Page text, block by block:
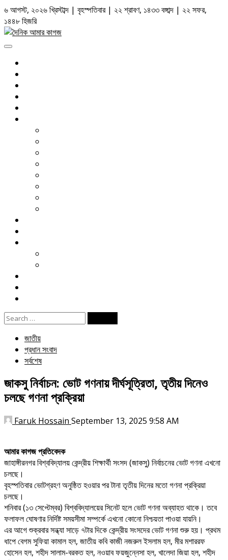
Skip
to
content
৬ আগস্ট, ২০২৬ খ্রিস্টাব্দ | বৃহস্পতিবার | ২২ শ্রাবণ, ১৪৩৩ বঙ্গাব্দ | ২২ সফর,
১৪৪৮ হিজরি
Primary
Menu
Search
জাতীয়
প্রধান সংবাদ
সর্বশেষ
জাকসু নির্বাচন: ভোট গণনায় দীর্ঘসূত্রিতা, তৃতীয় দিনেও
চলছে গণনা প্রক্রিয়া
Faruk Hossain September 13, 2025 9:58 AM
আমার কাগজ প্রতিবেদক
জাহাঙ্গীরনগর বিশ্ববিদ্যালয় কেন্দ্রীয় শিক্ষার্থী সংসদ (জাকসু) নির্বাচনের ভোট গণনা এখনো
চলছে।
বৃহস্পতিবার ভোটগ্রহণ অনুষ্ঠিত হওয়ার পর টানা তৃতীয় দিনের মতো গণনা প্রক্রিয়া
চলছে।
শনিবার (১৩ সেপ্টেম্বর) বিশ্ববিদ্যালয়ের সিনেট হলে ভোট গণনা অব্যাহত থাকে। তবে
ফলাফল ঘোষণার নির্দিষ্ট সময়সীমা সম্পর্কে এখনো কোনো নিশ্চয়তা পাওয়া যায়নি।
এর আগে শুক্রবার সন্ধ্যা সাড়ে ৭টার দিকে কেন্দ্রীয় সংসদের ভোট গণনা শুরু হয়। প্রথম
ধাপে বেগম সুফিয়া কামাল হল, জাতীয় কবি কাজী নজরুল ইসলাম হল, মীর মশাররফ
হোসেন হল, শহীদ সালাম-বরকত হল, নওয়াব ফয়জুন্নেসা হল, খালেদা জিয়া হল, শহীদ